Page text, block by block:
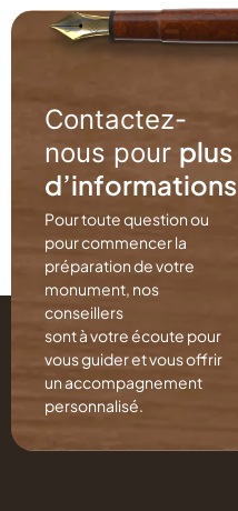
Contactez-
nous pour plus
d’informations
Pour toute question ou
pour commencer la
préparation de votre
monument, nos
conseillers
sont à votre écoute pour
vous guider et vous offrir
un accompagnement
personnalisé.